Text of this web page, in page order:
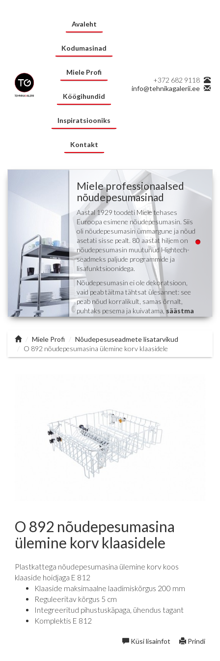
Avaleht
Kodumasinad
Miele Profi
Köögihundid
Inspiratsiooniks
Kontakt
+372 682 9118
info@tehnikagalerii.ee
Miele professionaalsed
nõudepesumasinad
Aastal 1929 toodeti Miele tehases
Euroopa esimene nõudepesumasin. Siis
oli nõudepesumasin ümmargune ja nõud
asetati sisse pealt. 80 aastat hiljem on
nõudepesumasin muutunud Hightech-
seadmeks paljude programmide ja
lisafunktsioonidega.
Nõudepesumasin ei ole dekoratsioon,
vaid peab täitma tähtsat ülesannet: see
peab nõud korralikult, samas õrnalt,
puhtaks pesema ja kuivatama,säästma
vett ja elektritning lisaks veel töötama
kuid Miele jaoks enesestmõistetav. Selle
eest hoolitsevad intelligentsed
programmid, mida on võimalik kohandada
kuivatustulemuse.
Miele Profi
Nõudepesuseadmete lisatarvikud
O 892 nõudepesumasina ülemine korv klaasidele
O 892 nõudepesumasina
ülemine korv klaasidele
Plastkattega nõudepesumasina ülemine korv koos
klaaside hoidjaga E 812
Klaaside maksimaalne laadimiskõrgus 200 mm
Reguleeritav kõrgus 5 cm
Integreeritud pihustuskäpaga, ühendus tagant
Komplektis E 812
Küsi lisainfot Prindi